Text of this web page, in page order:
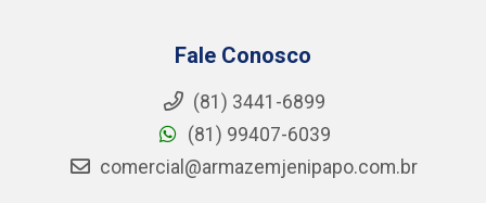
Fale Conosco
(81) 3441-6899
(81) 99407-6039
comercial@armazemjenipapo.com.br